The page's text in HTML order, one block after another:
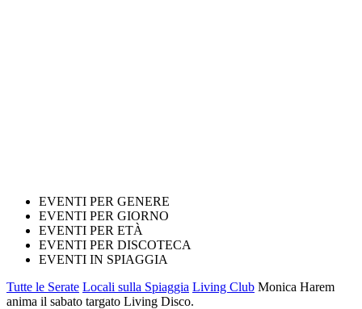
EVENTI PER GENERE
EVENTI PER GIORNO
EVENTI PER ETÀ
EVENTI PER DISCOTECA
EVENTI IN SPIAGGIA
Tutte le Serate Locali sulla Spiaggia Living Club Monica Harem
anima il sabato targato Living Disco.